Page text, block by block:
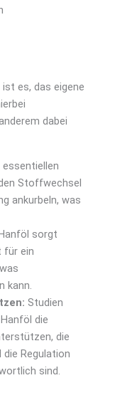
es, das eigene
dabei
essentiellen
Stoffwechsel
ankurbeln, was
sorgt
für ein
kann.
Studien
die
die
die Regulation
sind.